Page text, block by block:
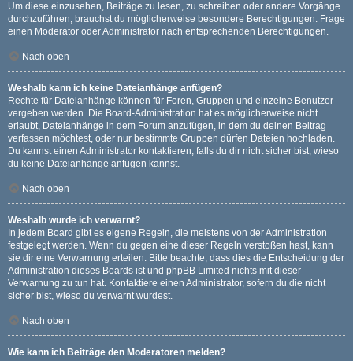
Um diese einzusehen, Beiträge zu lesen, zu schreiben oder andere Vorgänge
durchzuführen, brauchst du möglicherweise besondere Berechtigungen. Frage
einen Moderator oder Administrator nach entsprechenden Berechtigungen.
Nach oben
Weshalb kann ich keine Dateianhänge anfügen?
Rechte für Dateianhänge können für Foren, Gruppen und einzelne Benutzer
vergeben werden. Die Board-Administration hat es möglicherweise nicht
erlaubt, Dateianhänge in dem Forum anzufügen, in dem du deinen Beitrag
verfassen möchtest, oder nur bestimmte Gruppen dürfen Dateien hochladen.
Du kannst einen Administrator kontaktieren, falls du dir nicht sicher bist, wieso
du keine Dateianhänge anfügen kannst.
Nach oben
Weshalb wurde ich verwarnt?
In jedem Board gibt es eigene Regeln, die meistens von der Administration
festgelegt werden. Wenn du gegen eine dieser Regeln verstoßen hast, kann
sie dir eine Verwarnung erteilen. Bitte beachte, dass dies die Entscheidung der
Administration dieses Boards ist und phpBB Limited nichts mit dieser
Verwarnung zu tun hat. Kontaktiere einen Administrator, sofern du die nicht
sicher bist, wieso du verwarnt wurdest.
Nach oben
Wie kann ich Beiträge den Moderatoren melden?